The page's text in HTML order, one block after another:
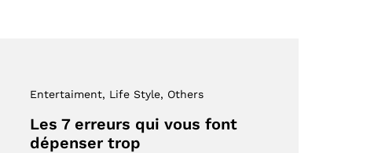
Entertaiment, Life Style, Others
Les 7 erreurs qui vous font
dépenser trop